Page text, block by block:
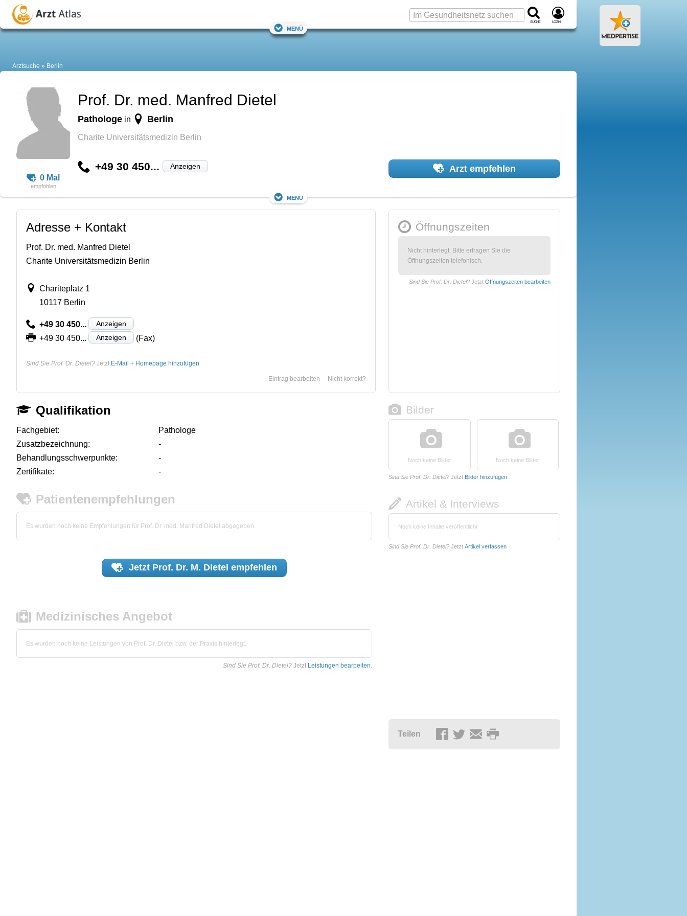
Suche Login
Menü
Arztsuche Berlin
0 Mal
Prof. Dr. med. Manfred Dietel
Pathologe in Berlin
Charite Universitätsmedizin Berlin
+49 30 450... Anzeigen Arzt empfehlen
Menü
Adresse + Kontakt
Prof. Dr. med. Manfred Dietel
Charite Universitätsmedizin Berlin
Chariteplatz 1
10117 Berlin
+49 30 450... Anzeigen
+49 30 450... Anzeigen (Fax)
Sind Sie Prof. Dr. Dietel? Jetzt E-Mail + Homepage hinzufügen
Nicht korrekt?
Eintrag bearbeiten
Öffnungszeiten
Nicht hinterlegt. Bitte erfragen Sie die
Öffnungszeiten telefonisch.
Sind Sie Prof. Dr. Dietel? Jetzt Öffnungszeiten bearbeiten
Qualifikation
Fachgebiet:
Pathologe
Zusatzbezeichnung:
-
Behandlungsschwerpunkte:
-
Zertifikate:
-
Patientenempfehlungen
Es wurden noch keine Empfehlungen für Prof. Dr. med. Manfred Dietel abgegeben.
Jetzt Prof. Dr. M. Dietel empfehlen
Medizinisches Angebot
Es wurden noch keine Leistungen von Prof. Dr. Dietel bzw. der Praxis hinterlegt.
Sind Sie Prof. Dr. Dietel? Jetzt Leistungen bearbeiten.
Bilder
Noch keine Bilder Noch keine Bilder
Sind Sie Prof. Dr. Dietel? Jetzt Bilder hinzufügen
Artikel & Interviews
Noch keine Inhalte veröffentlicht
Sind Sie Prof. Dr. Dietel? Jetzt Artikel verfassen
Teilen